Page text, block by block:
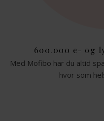
600.000 e- og
Med Mofibo har du altid
hvor som